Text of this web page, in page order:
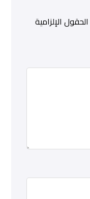
الحقول الإلزامية